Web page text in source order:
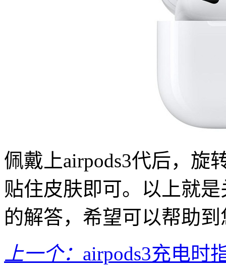
佩戴上airpods3代后，旋
贴住皮肤即可。以上就是
的解答，希望可以帮助到
上一个： airpods3充电时